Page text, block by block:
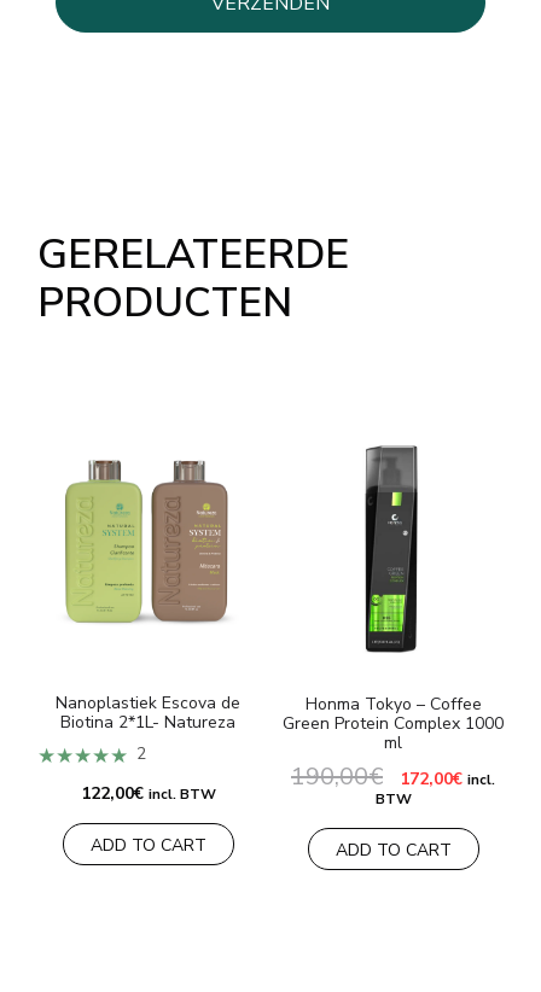
GERELATEERDE
PRODUCTEN
Nanoplastiek Escova de
Biotina 2*1L- Natureza
★★★★★ 2
122,00€ incl. BTW
ADD TO CART
Honma Tokyo – Coffee
Green Protein Complex 1000
ml
190,00€ Oorspronkelijke
prijs
was:
190,00€.
172,00€Huidige
172,00€.
incl.
BTW
ADD TO CART